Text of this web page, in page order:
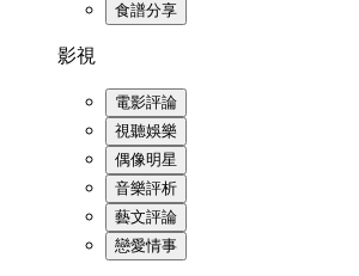
食譜分享
影視
電影評論
視聽娛樂
偶像明星
音樂評析
藝文評論
戀愛情事